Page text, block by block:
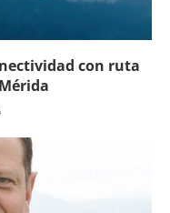
con ruta